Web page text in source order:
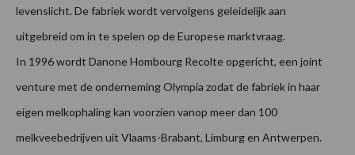
levenslicht. De fabriek wordt vervolgens geleidelijk aan
uitgebreid om in te spelen op de Europese marktvraag.
In 1996 wordt Danone Hombourg Recolte opgericht, een joint
venture met de onderneming Olympia zodat de fabriek in haar
eigen melkophaling kan voorzien vanop meer dan 100
melkveebedrijven uit Vlaams-Brabant, Limburg en Antwerpen.